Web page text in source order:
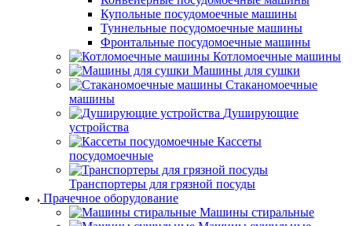
Купольные посудомоечные машины
Туннельные посудомоечные машины
Фронтальные посудомоечные машины
Котломоечные машины
Машины для сушки
Стаканомоечные
машины
Душирующие
устройства
Кассеты
посудомоечные
Транспортеры для грязной посуды
Прачечное оборудование
Машины стиральные